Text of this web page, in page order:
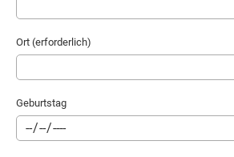
Ort (erforderlich)
Geburtstag